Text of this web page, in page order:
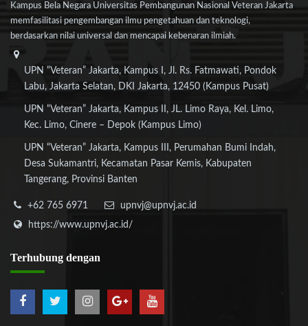
Kampus Bela Negara Universitas Pembangunan Nasional Veteran Jakarta
memfasilitasi pengembangan ilmu pengetahuan dan teknologi,
berdasarkan nilai universal dan mencapai kebenaran ilmiah.
UPN “Veteran” Jakarta, Kampus I, Jl. Rs. Fatmawati, Pondok
Labu, Jakarta Selatan, DKI Jakarta, 12450 (Kampus Pusat)
UPN “Veteran” Jakarta, Kampus II, JL. Limo Raya, Kel. Limo,
Kec. Limo, Cinere – Depok (Kampus Limo)
UPN “Veteran” Jakarta, Kampus III, Perumahan Bumi Indah,
Desa Sukamantri, Kecamatan Pasar Kemis, Kabupaten
Tangerang, Provinsi Banten
+62 765 6971
upnvj@upnvj.ac.id
https://www.upnvj.ac.id/
Terhubung dengan